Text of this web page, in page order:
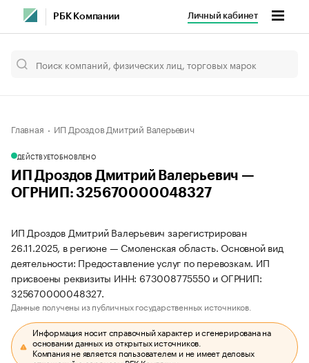
РБК Компании Личный кабинет
Главная ИП Дроздов Дмитрий Валерьевич
ДЕЙСТВУЕТОБНОВЛЕНО
ИП Дроздов Дмитрий Валерьевич —
ОГРНИП: 325670000048327
ИП Дроздов Дмитрий Валерьевич зарегистрирован
26.11.2025, в регионе — Смоленская область. Основной вид
деятельности: Предоставление услуг по перевозкам. ИП
присвоены реквизиты ИНН: 673008775550 и ОГРНИП:
325670000048327.
Данные получены из публичных государственных источников.
Информация носит справочный характер и сгенерирована на
основании данных из открытых источников.
Компания не является пользователем и не имеет деловых